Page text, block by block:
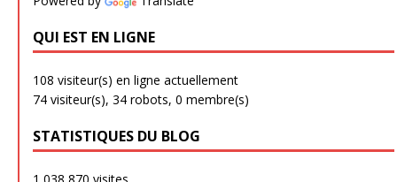
QUI EST EN LIGNE
108 visiteur(s) en ligne actuellement
74 visiteur(s), 34 robots, 0 membre(s)
STATISTIQUES DU BLOG
1 038 870 visites